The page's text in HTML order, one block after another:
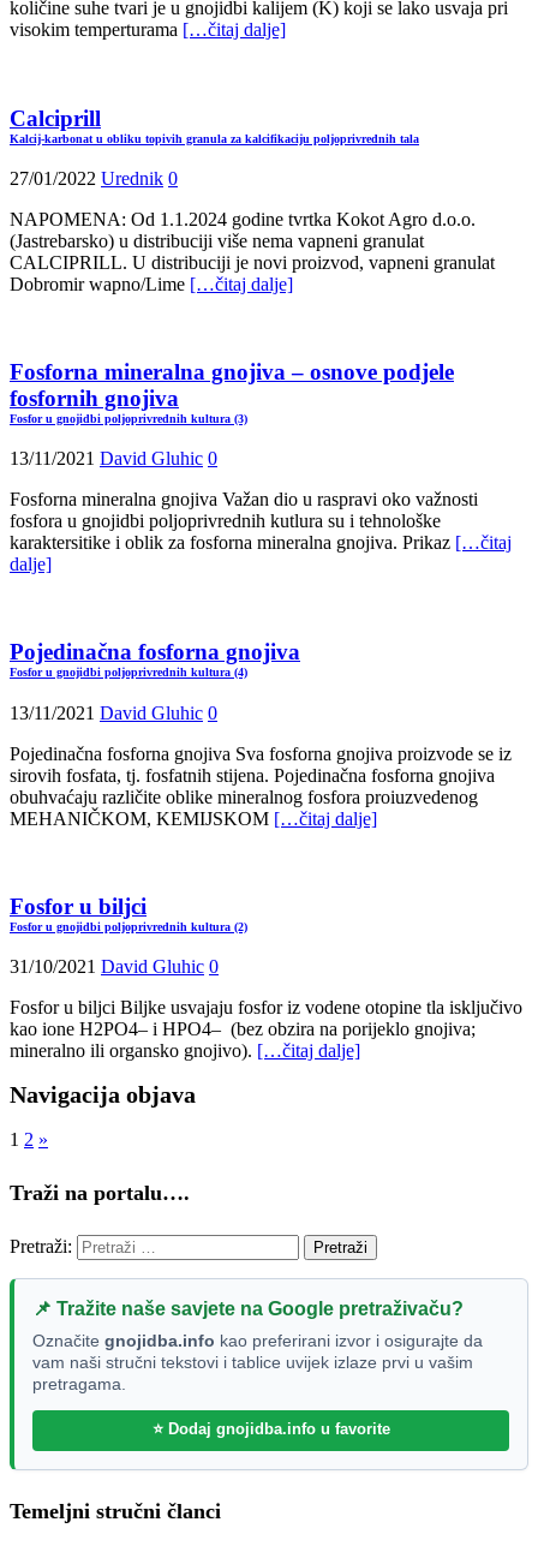
količine suhe tvari je u gnojidbi kalijem (K) koji se lako usvaja pri
visokim temperturama […čitaj dalje]
Calciprill
Kalcij-karbonat u obliku topivih granula za kalcifikaciju poljoprivrednih tala
27/01/2022 Urednik 0
NAPOMENA: Od 1.1.2024 godine tvrtka Kokot Agro d.o.o.
(Jastrebarsko) u distribuciji više nema vapneni granulat
CALCIPRILL. U distribuciji je novi proizvod, vapneni granulat
Dobromir wapno/Lime […čitaj dalje]
Fosforna mineralna gnojiva – osnove podjele
fosfornih gnojiva
Fosfor u gnojidbi poljoprivrednih kultura (3)
13/11/2021 David Gluhic 0
Fosforna mineralna gnojiva Važan dio u raspravi oko važnosti
fosfora u gnojidbi poljoprivrednih kutlura su i tehnološke
karaktersitike i oblik za fosforna mineralna gnojiva. Prikaz […čitaj
dalje]
Pojedinačna fosforna gnojiva
Fosfor u gnojidbi poljoprivrednih kultura (4)
13/11/2021 David Gluhic 0
Pojedinačna fosforna gnojiva Sva fosforna gnojiva proizvode se iz
sirovih fosfata, tj. fosfatnih stijena. Pojedinačna fosforna gnojiva
obuhvaćaju različite oblike mineralnog fosfora proiuzvedenog
MEHANIČKOM, KEMIJSKOM […čitaj dalje]
Fosfor u biljci
Fosfor u gnojidbi poljoprivrednih kultura (2)
31/10/2021 David Gluhic 0
Fosfor u biljci Biljke usvajaju fosfor iz vodene otopine tla isključivo
kao ione H2PO4– i HPO4– (bez obzira na porijeklo gnojiva;
mineralno ili organsko gnojivo). […čitaj dalje]
Navigacija objava
1 2 »
Traži na portalu….
Pretraži:
📌 Tražite naše savjete na Google pretraživaču?
Označite gnojidba.info kao preferirani izvor i osigurajte da
vam naši stručni tekstovi i tablice uvijek izlaze prvi u vašim
pretragama.
⭐ Dodaj gnojidba.info u favorite
Temeljni stručni članci